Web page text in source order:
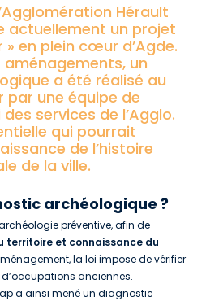
Hérault
actuellement un projet
» en plein cœur d’Agde.
un
a été réalisé au
par une équipe de
des services de l’Agglo.
qui pourrait
de l’histoire
de la ville.
archéologique ?
préventive, afin de
territoire et connaissance du
la loi impose de vérifier
anciennes.
a ainsi mené un diagnostic